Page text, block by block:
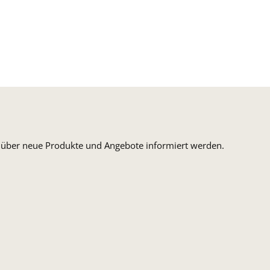
neue Produkte und Angebote informiert werden.